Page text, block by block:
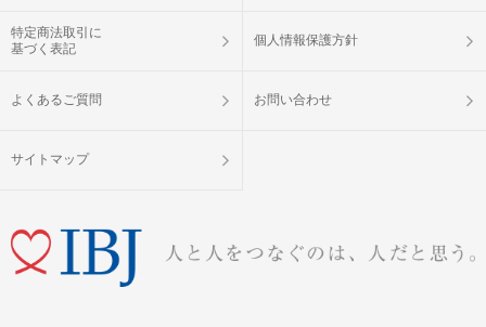
について
額のキャンセル料が発生します。
掲載開始日：2025/2/16
特定商法取引に
基づく表記
個人情報保護方針
よくあるご質問 お問い合わせ
サイトマップ